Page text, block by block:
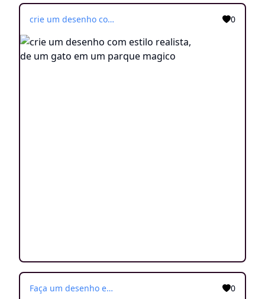
crie um desenho com estilo realista, de um gato em um parque magico 0
Faça um desenho em estilo realista de um gato ao lado de uma estatua 0